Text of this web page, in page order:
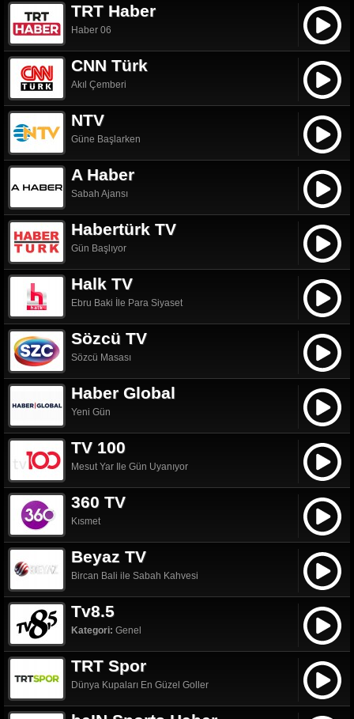
TRT Haber
Haber 06
CNN Türk
Akıl Çemberi
NTV
Güne Başlarken
A Haber
Sabah Ajansı
Habertürk TV
Gün Başlıyor
Halk TV
Ebru Baki İle Para Siyaset
Sözcü TV
Sözcü Masası
Haber Global
Yeni Gün
TV 100
Mesut Yar Ile Gün Uyanıyor
360 TV
Kısmet
Beyaz TV
Bircan Bali ile Sabah Kahvesi
Tv8.5
Kategori: Genel
TRT Spor
Dünya Kupaları En Güzel Goller